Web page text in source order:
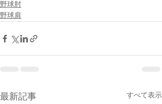
野球肘
野球肩
最新記事 すべて表示